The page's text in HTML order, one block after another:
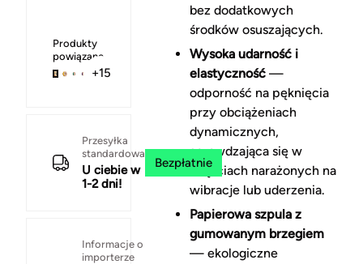
Produkty
powiązane
+15
Przesyłka
standardowa
U ciebie w
1-2 dni!
Bezpłatnie
Informacje o
importerze
bez dodatkowych
środków osuszających.
Wysoka udarność i
elastyczność—
odporność na pęknięcia
przy obciążeniach
dynamicznych,
sprawdzająca się w
częściach narażonych na
wibracje lub uderzenia.
Papierowa szpula z
gumowanym brzegiem
— ekologiczne